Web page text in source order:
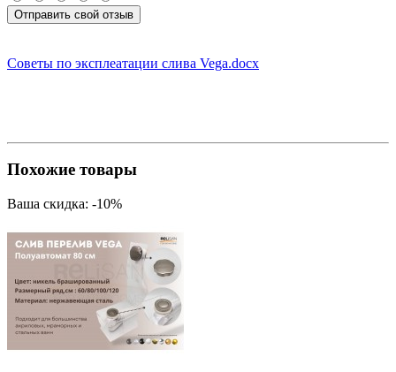
Отправить свой отзыв
Советы по эксплеатации слива Vega.docx
Похожие товары
Ваша скидка: -10%